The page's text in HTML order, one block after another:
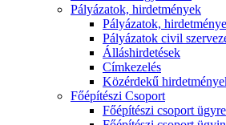
Pályázatok, hirdetmények
Pályázatok,
Pályázatok civil
Álláshirdetések
Címkezelés
Közérdekű
Főépítészi Csoport
Főépítészi csoport